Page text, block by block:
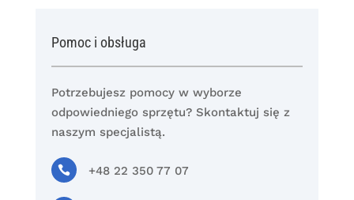
Pomoc i obsługa
Potrzebujesz pomocy w wyborze
odpowiedniego sprzętu? Skontaktuj się z
naszym specjalistą.
 +48 22 350 77 07